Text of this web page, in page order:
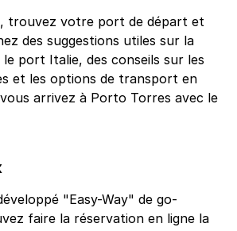
, trouvez votre port de départ et
des suggestions utiles sur la
port Italie, des conseils sur les
et les options de transport en
arrivez à Porto Torres avec le
"Easy-Way" de go-
faire la réservation en ligne la